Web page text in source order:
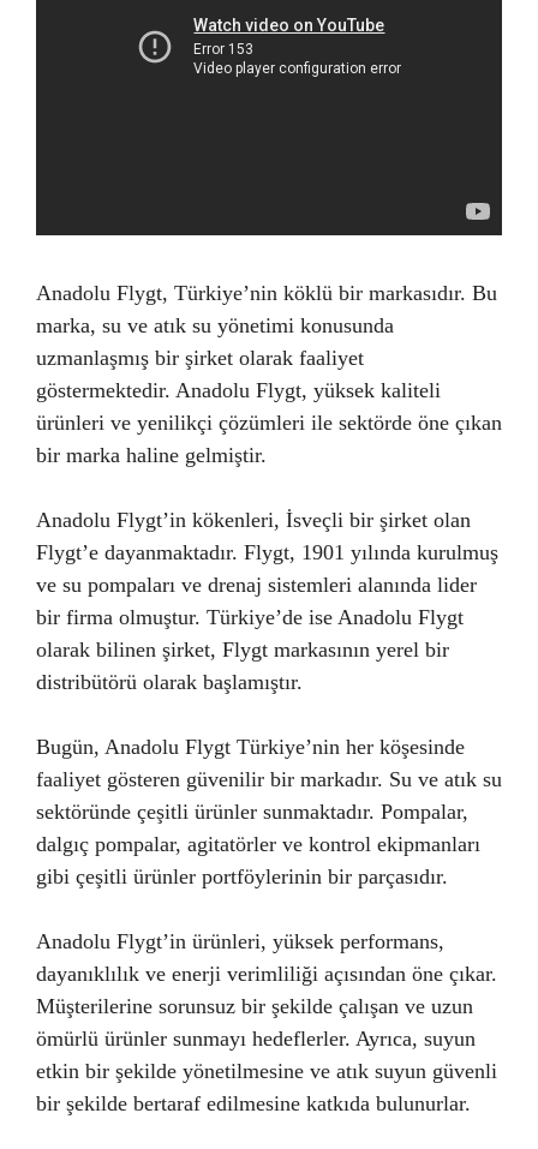
Anadolu Flygt, Türkiye’nin köklü bir markasıdır. Bu
marka, su ve atık su yönetimi konusunda
uzmanlaşmış bir şirket olarak faaliyet
göstermektedir. Anadolu Flygt, yüksek kaliteli
ürünleri ve yenilikçi çözümleri ile sektörde öne çıkan
bir marka haline gelmiştir.
Anadolu Flygt’in kökenleri, İsveçli bir şirket olan
Flygt’e dayanmaktadır. Flygt, 1901 yılında kurulmuş
ve su pompaları ve drenaj sistemleri alanında lider
bir firma olmuştur. Türkiye’de ise Anadolu Flygt
olarak bilinen şirket, Flygt markasının yerel bir
distribütörü olarak başlamıştır.
Bugün, Anadolu Flygt Türkiye’nin her köşesinde
faaliyet gösteren güvenilir bir markadır. Su ve atık su
sektöründe çeşitli ürünler sunmaktadır. Pompalar,
dalgıç pompalar, agitatörler ve kontrol ekipmanları
gibi çeşitli ürünler portföylerinin bir parçasıdır.
Anadolu Flygt’in ürünleri, yüksek performans,
dayanıklılık ve enerji verimliliği açısından öne çıkar.
Müşterilerine sorunsuz bir şekilde çalışan ve uzun
ömürlü ürünler sunmayı hedeflerler. Ayrıca, suyun
etkin bir şekilde yönetilmesine ve atık suyun güvenli
bir şekilde bertaraf edilmesine katkıda bulunurlar.